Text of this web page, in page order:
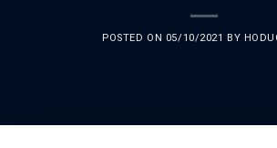
POSTED ON 05/10/2021 BY